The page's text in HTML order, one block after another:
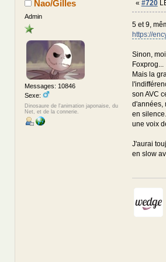
Nao/Gilles
Admin
Messages: 10846
Sexe:
Dinosaure de l'animation japonaise, du
Net, et de la connerie.
« #720
5 et 9,
https://
Sinon,
Foxprog...
Mais la
son AVC
d'années,
en
une voix
J'aurai
en slow